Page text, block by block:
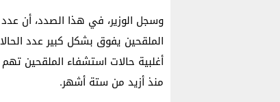
وسجل الوزير، في هذا الصدد، أن
الملقحين يفوق بشكل كبير عدد
منذ أزيد من ستة أشهر.